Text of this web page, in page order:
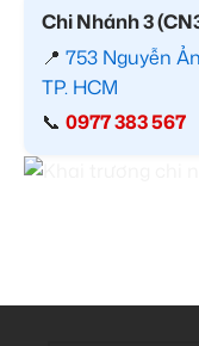
Chi Nhánh 3
📍 753 Nguyễn
TP. HCM
📞 0977 383 567